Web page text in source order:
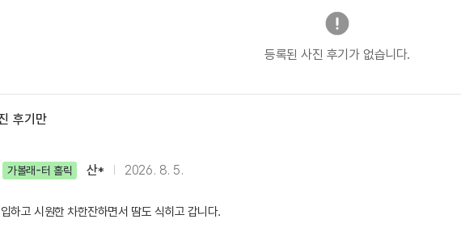
등록된 사진 후기가 없습니다.
후기만
가볼래-터 홀릭 산* 2026. 8. 5.
하고 시원한 차한잔하면서 땀도 식히고 갑니다.